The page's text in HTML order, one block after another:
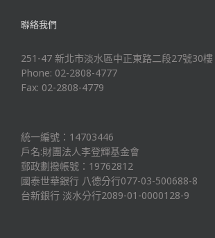
聯絡我們
251-47 新北市淡水區中正東路二段27號30樓
Phone: 02-2808-4777
Fax: 02-2808-4779
統一編號：14703446
戶名:財團法人李登輝基金會
郵政劃撥帳號：19762812
國泰世華銀行 八德分行077-03-500688-8
台新銀行 淡水分行2089-01-0000128-9